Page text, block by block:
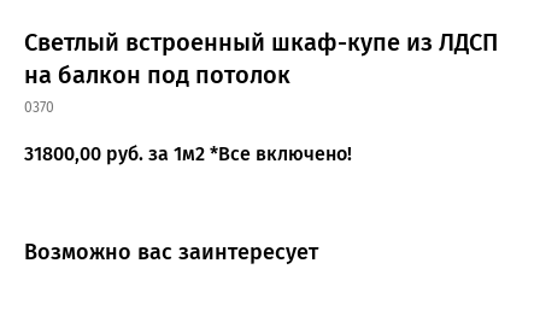
Светлый встроенный шкаф-купе из ЛДСП
на балкон под потолок
0370
31800,00 руб. за 1м2 *Все включено!
Возможно вас заинтересует